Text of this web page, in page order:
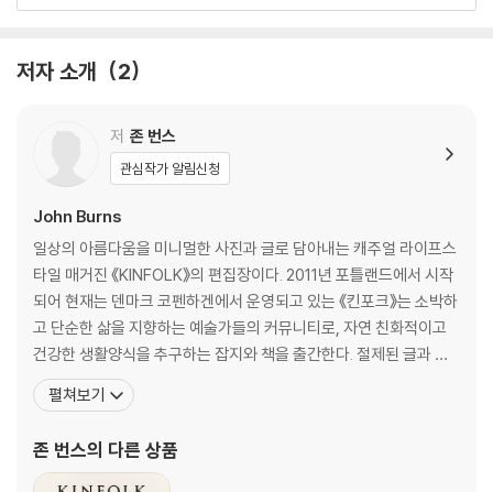
저자 소개 2
저 존 번스
관심작가 알림신청
John Burns
일상의 아름다움을 미니멀한 사진과 글로 담아내는 캐주얼 라이프스
타일 매거진 《KINFOLK》의 편집장이다. 2011년 포틀랜드에서 시작
되어 현재는 덴마크 코펜하겐에서 운영되고 있는 《킨포크》는 소박하
고 단순한 삶을 지향하는 예술가들의 커뮤니티로, 자연 친화적이고
건강한 생활양식을 추구하는 잡지와 책을 출간한다. 절제된 글과 감
각적인 사진, 새로운 삶의 태도가 담긴 계간지 《킨포크》는 출간되자
마자 전 세계 젊은 세대들을 매료시켰고 미국은 물론 유럽, 호주, 일
스타일을 ‘빠름에서 느림으로, 홀로에서 함께로, 복잡함에서 단
펼쳐보기
존 번스의 다른 상품